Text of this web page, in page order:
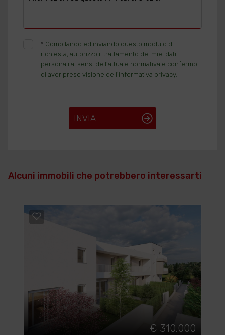
* Compilando ed inviando questo modulo di
richiesta, autorizzo il trattamento dei miei dati
personali ai sensi dell'attuale normativa e confermo
di aver preso visione dell'informativa privacy.
INVIA
Alcuni immobili che potrebbero interessarti
€ 310.000